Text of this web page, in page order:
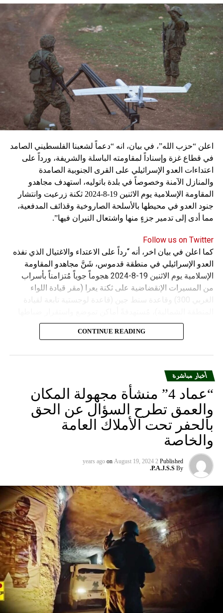
UP
لـ «صور الحرب» في بيروت:صورة عن لبنان؟
DON'T MISS
اللواء : الموازنة “تترنَّح” بين التمويل والملاحقة الأميركية
لشبكات حزب الله موفد الملك سلمان في بيروت: دعم
وإغاثة.. واتجاه لنزع الفتيل مع بعبدا ‎ ‎
اعلن “حزب الله”، في بيان، انه “دعماً لشعبنا الفلسطيني الصامد
في قطاع غزة وإسناداً لمقاومته الباسلة ‌‏‌‏‌والشريفة، ورداً على
اعتداءات العدو الإسرائيلي على القرى الجنوبية الصامدة
والمنازل الآمنة وخصوصاً في بلدة باتوليه، استهدف مجاهدو
المقاومة الإسلامية يوم الاثنين 19-8-2024 ثكنة زرعيت وانتشار
جنود العدو في محيطها بالأسلحة الصاروخية وقذائف المدفعية،
مما أدى إلى تدمير جزءٍ منها واشتعال النيران فيها”.
Follow us on Twitter
كما اعلن في بيان اخر، أنه “رداً على الاعتداء والاغتيال الذي نفذه
العدو الإسرائيلي في منطقة قدموس، شَنَّ مجاهدو المقاومة
الإسلامية يوم الاثنين 19-8-2024 هجوماً جوياً مُتزامناً بأسراب
من المسيرات الإنقضاضية على ثكنة يعرا (مقر قيادة اللواء
الغربي 300) وقاعدة سنط جين (قاعدة لوجستية تابعة لقيادة
وجنودها وأصابت أهدافها بدقة وأوقعت فيهم عدداً من القتلى
CONTINUE READING
أخبار مباشرة
“عماد 4” منشأة مجهولة المكان
والعمق تطرح السؤال عن الحق
بالحفر تحت الأملاك العامة
والخاصة
Published
2 years ago
on August 19, 2024
By
P.A.J.S.S.